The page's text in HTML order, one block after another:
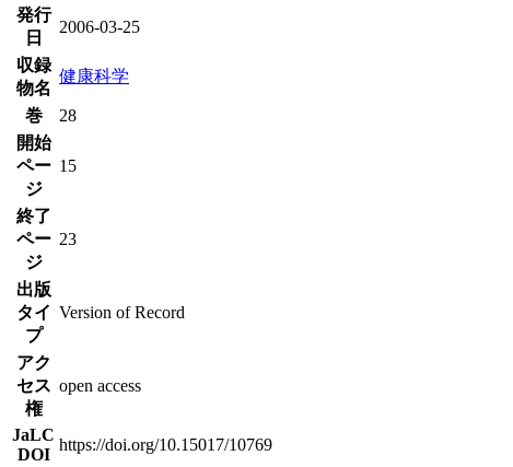
発行
日
2006-03-25
収録
物名
健康科学
巻
28
開始
ペー
ジ
15
終了
ペー
ジ
23
出版
タイ
プ
Version of Record
アク
セス
権
open access
JaLC
DOI
https://doi.org/10.15017/10769